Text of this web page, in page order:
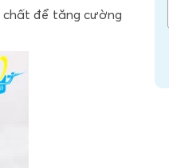
chất để tăng cường